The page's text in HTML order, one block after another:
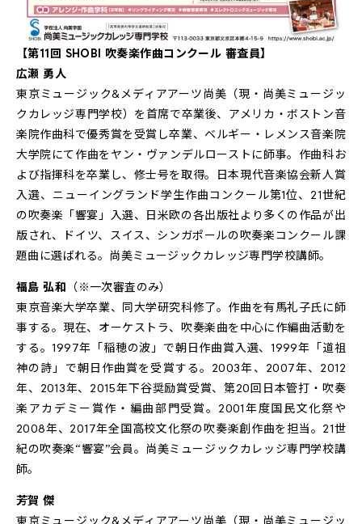
【第11回 SHOBI 吹奏楽作曲コンクール 審査員】
広瀬 勇人
東京ミュージック&メディアアーツ尚美（現・尚美ミュージッ
クカレッジ専門学校）を首席で卒業後、アメリカ・ボストン音
楽院作曲科で優秀賞を受賞し卒業、ベルギー・レメンス音楽院
大学院にて作曲をヤン・ヴァンデルローストに師事。作曲科お
よび指揮科を卒業し、修士号を取得。日本現代音楽協会新人賞
入選、ニューイングランド学生作曲コンクール第1位、21世紀
の吹奏楽「響宴」入選、日米欧の各出版社より多くの作品が出
版され、ドイツ、スイス、シンガポールの吹奏楽コンクール課
題曲に選ばれる。尚美ミュージックカレッジ専門学校講師。
福島 弘和 （※一次審査のみ）
東京音楽大学卒業、同大学研究科修了。作曲を有馬礼子氏に師
事する。現在、オーケストラ、吹奏楽曲を中心に作編曲活動を
する。1997年「稲穂の波」で朝日作曲賞入選、1999年「道祖
神の詩」で朝日作曲賞を受賞する。2003年、2007年、2012
年、2013年、2015年下谷奨励賞受賞、第20回日本管打・吹奏
楽アカデミー賞作・編曲部門受賞。2001年度国民文化祭や
2008年、2017年全国高校文化祭の吹奏楽創作曲を担当。21世
紀の吹奏楽“響宴”会員。尚美ミュージックカレッジ専門学校講
師。
芳賀 傑
東京ミュージック&メディアアーツ尚美（現・尚美ミュージッ